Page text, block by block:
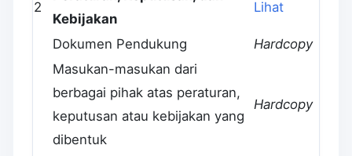
2
Kebijakan
Lihat
Dokumen Pendukung
Hardcopy
Masukan-masukan dari
berbagai pihak atas peraturan,
keputusan atau kebijakan yang
dibentuk
Hardcopy